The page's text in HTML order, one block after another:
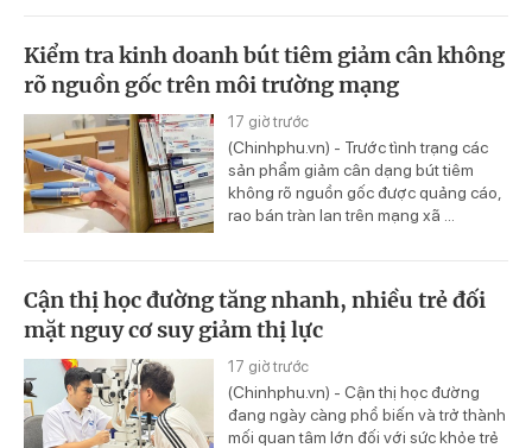
Kiểm tra kinh doanh bút tiêm giảm cân không
rõ nguồn gốc trên môi trường mạng
17 giờ trước
(Chinhphu.vn) - Trước tình trạng các
sản phẩm giảm cân dạng bút tiêm
không rõ nguồn gốc được quảng cáo,
rao bán tràn lan trên mạng xã ...
Cận thị học đường tăng nhanh, nhiều trẻ đối
mặt nguy cơ suy giảm thị lực
17 giờ trước
(Chinhphu.vn) - Cận thị học đường
đang ngày càng phổ biến và trở thành
mối quan tâm lớn đối với sức khỏe trẻ